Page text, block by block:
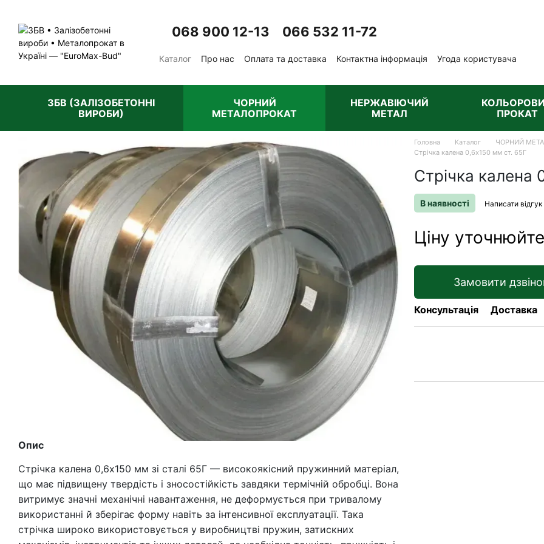
068 900 12-13 066 532 11-72
Каталог Про нас Оплата та доставка Контактна інформація
Угода користувача
ЗБВ (ЗАЛІЗОБЕТОННІ
ВИРОБИ)
ЧОРНИЙ
МЕТАЛОПРОКАТ
НЕРЖАВІЮЧИЙ
МЕТАЛ
ПРОКАТ
Опис
Стрічка калена 0,6х150 мм зі сталі 65Г — високоякісний пружинний матеріал,
що має підвищену твердість і зносостійкість завдяки термічній обробці. Вона
витримує значні механічні навантаження, не деформується при тривалому
використанні й зберігає форму навіть за інтенсивної експлуатації. Така
стрічка широко використовується у виробництві пружин, затискних
Головна Каталог ЧОРНИЙ
Стрічка калена 0,6х150 мм ст. 65Г
Стрічка калена
В наявності Написати відгук
Ціну уточнюйте
Замовити
Консультація Доставка